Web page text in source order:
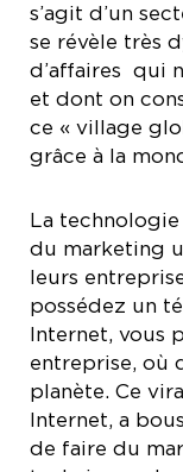
s’agit d’un
se révèle très
d’affaires qui
et dont on
ce « village
grâce à la
La
du marketing
leurs
possédez un
Internet, vous
entreprise, où
planète. Ce
Internet, a
de faire du